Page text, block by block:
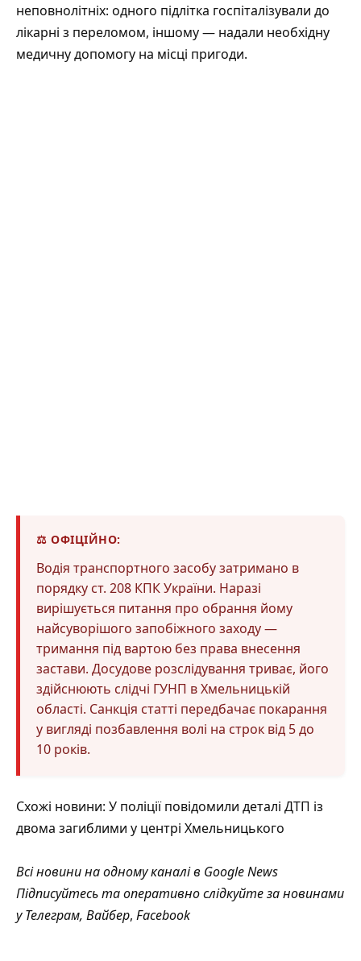
неповнолітніх: одного підлітка госпіталізували до
лікарні з переломом, іншому — надали необхідну
медичну допомогу на місці пригоди.
⚖️ ОФІЦІЙНО:
Водія транспортного засобу затримано в
порядку ст. 208 КПК України. Наразі
вирішується питання про обрання йому
найсуворішого запобіжного заходу —
тримання під вартою без права внесення
застави. Досудове розслідування триває, його
здійснюють слідчі ГУНП в Хмельницькій
області. Санкція статті передбачає покарання
у вигляді позбавлення волі на строк від 5 до
10 років.
Схожі новини: У поліції повідомили деталі ДТП із
двома загиблими у центрі Хмельницького
Всі новини на одному каналі в Google News
Підписуйтесь та оперативно слідкуйте за новинами
уТелеграм, Вайбер, Facebook